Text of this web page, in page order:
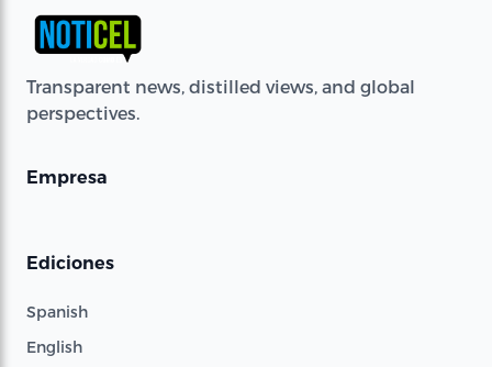
Transparent news, distilled views, and global
perspectives.
Empresa
Ediciones
Spanish
English